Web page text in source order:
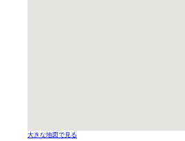
大きな地図で見る